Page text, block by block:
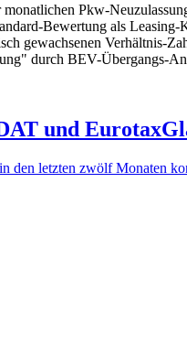
Pkw-
Bewertung als
gewachsenen
durch BEV-Übergangs-
und
den letzten zwölf Monaten